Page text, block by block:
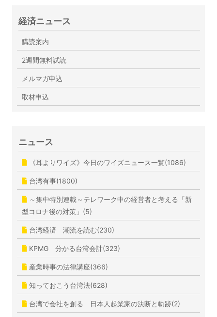
経済ニュース
購読案内
2週間無料試読
メルマガ申込
取材申込
ニュース
《耳よりワイズ》今日のワイズニュース一覧(1086)
台湾有事(1800)
～集中特別連載～テレワーク中の経営者と考える「新
型コロナ後の対策」(5)
台湾経済 潮流を読む(230)
KPMG 分かる台湾会計(323)
産業時事の法律講座(366)
知っておこう台湾法(628)
台湾で会社を創る 日本人起業家の決断と軌跡(2)